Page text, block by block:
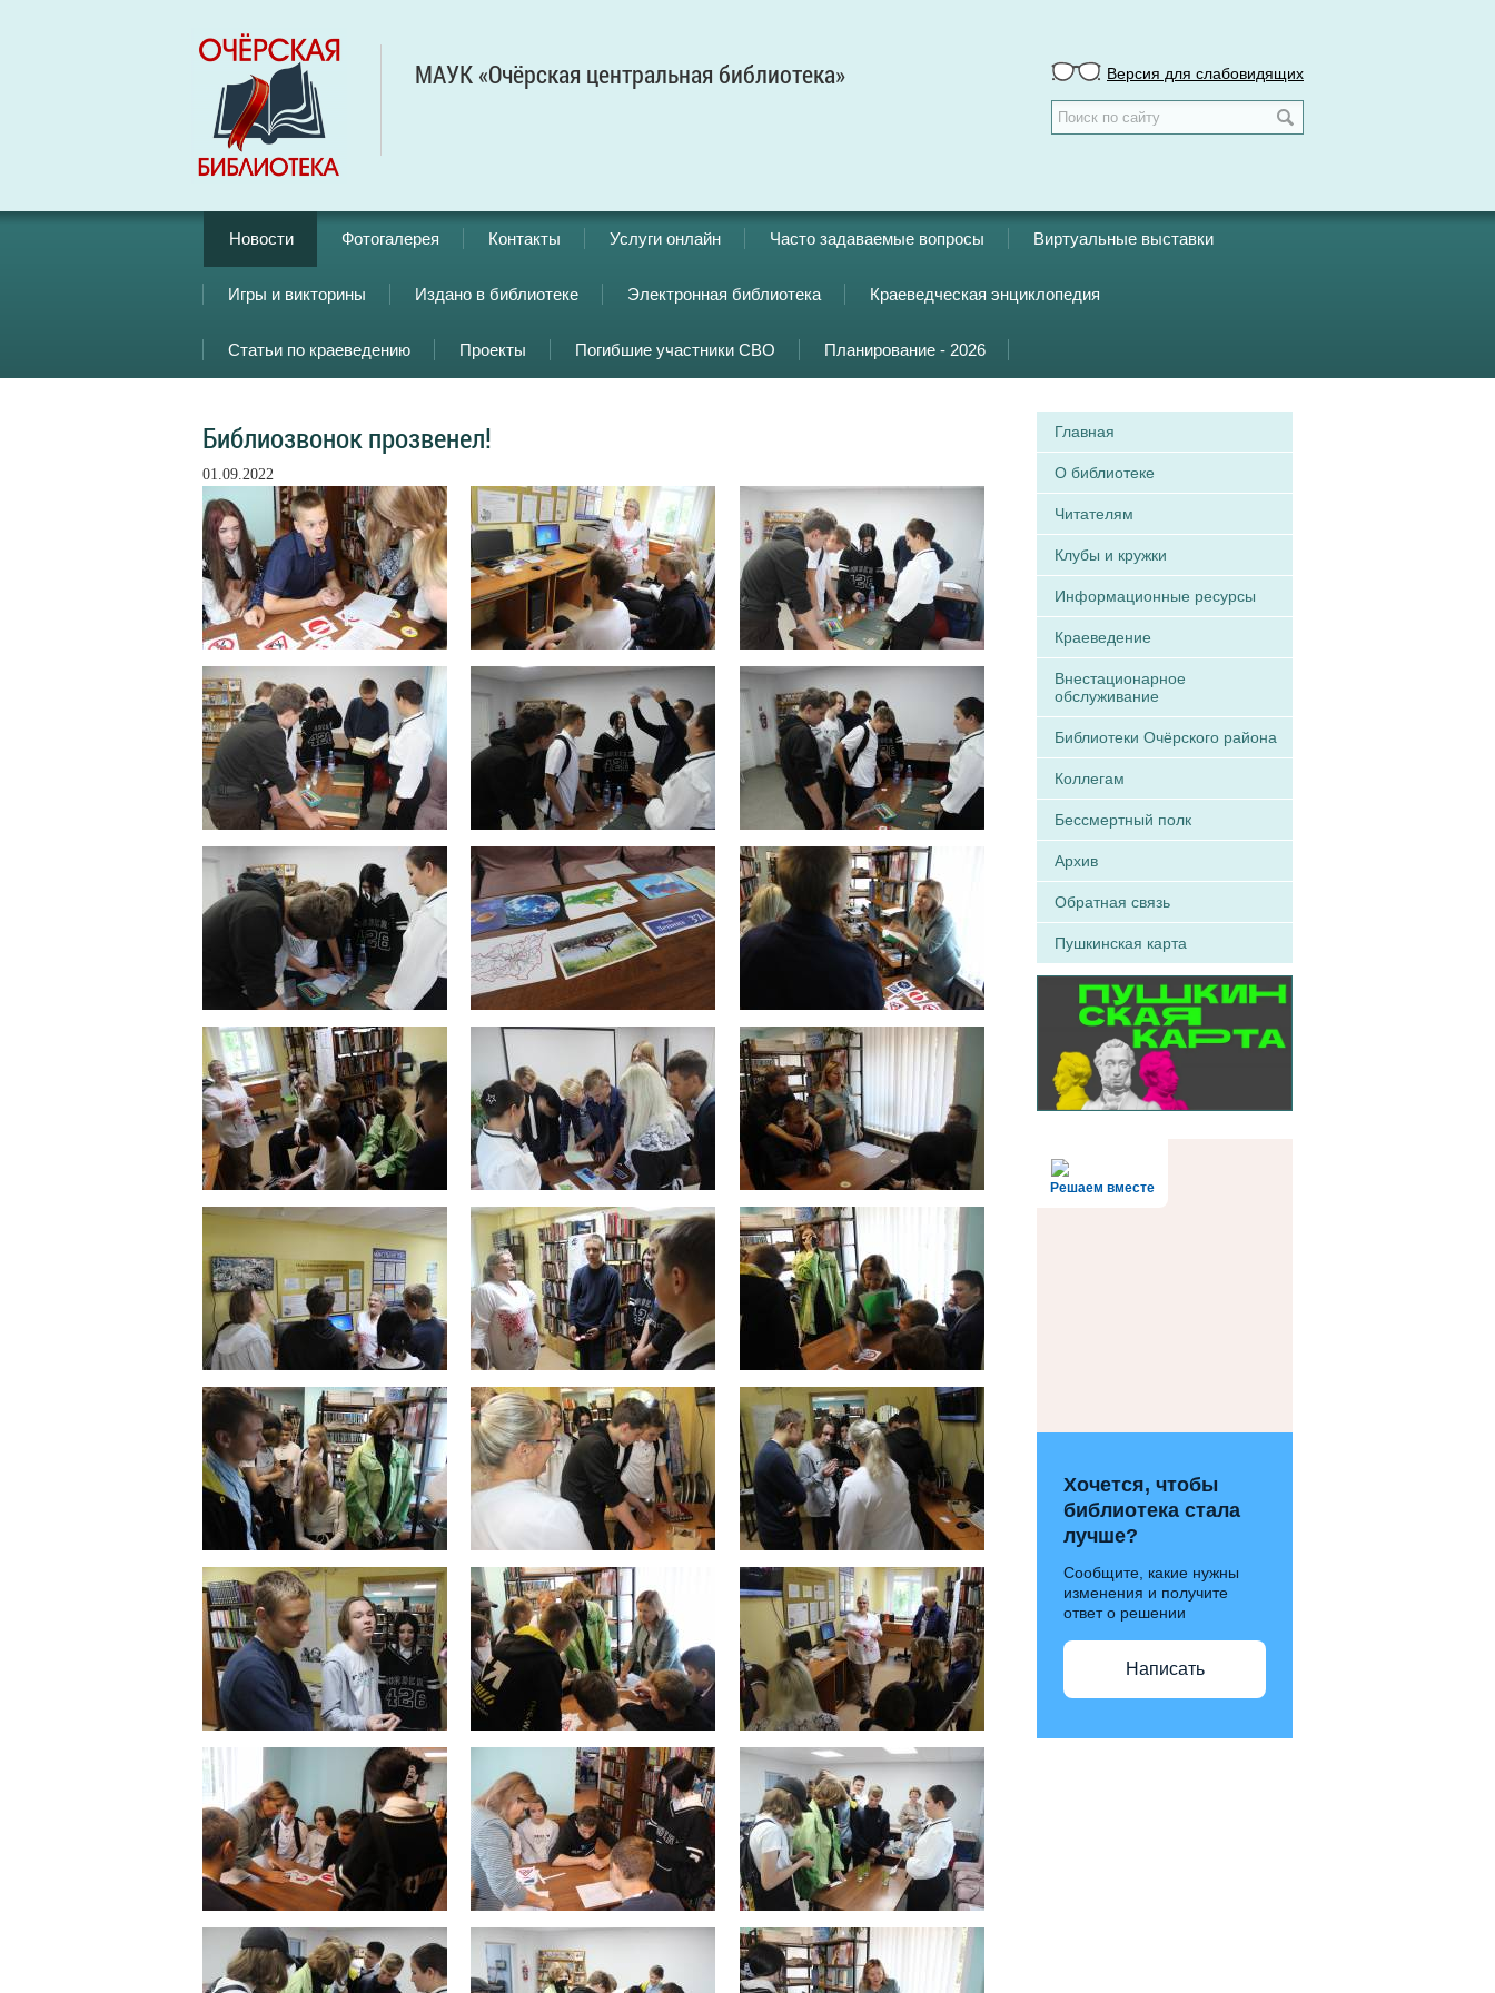
МАУК «Очёрская центральная библиотека» Версия для слабовидящих
Новости Фотогалерея Контакты Услуги онлайн Часто задаваемые вопросы Виртуальные выставки
Игры и викторины Издано в библиотеке Электронная библиотека Краеведческая энциклопедия
Статьи по краеведению Проекты Погибшие участники СВО Планирование - 2026
Библиозвонок прозвенел!
01.09.2022
Главная
О библиотеке
Читателям
Клубы и кружки
Информационные ресурсы
Краеведение
Внестационарное
обслуживание
Библиотеки Очёрского района
Коллегам
Бессмертный полк
Архив
Обратная связь
Пушкинская карта
Решаем вместе
Хочется, чтобы
библиотека стала
лучше?
Сообщите, какие нужны
изменения и получите
ответ о решении
Написать